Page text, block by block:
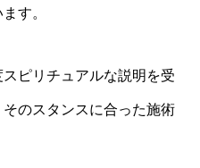
す。
ピリチュアルな説明を受
のスタンスに合った施術